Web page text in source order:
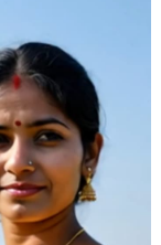
मेंमौतों
की
आशंका